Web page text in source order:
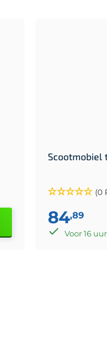
Scootmobiel
(0
84,89
Voor 16